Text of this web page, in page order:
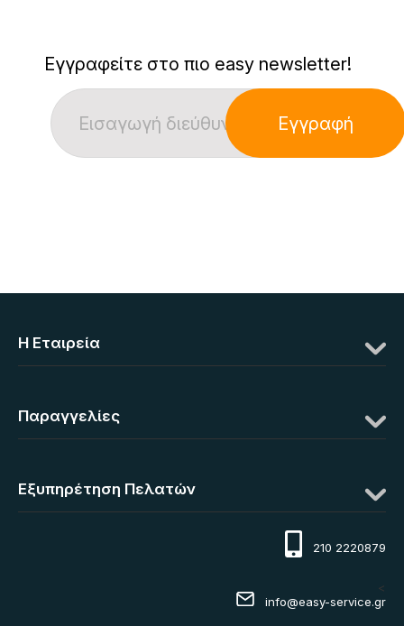
Εγγραφείτε στο πιο easy newsletter!
Εγγραφή
Η Eταιρεία
Παραγγελίες
Εξυπηρέτηση Πελατών
210 2220879
<
info@easy-service.gr